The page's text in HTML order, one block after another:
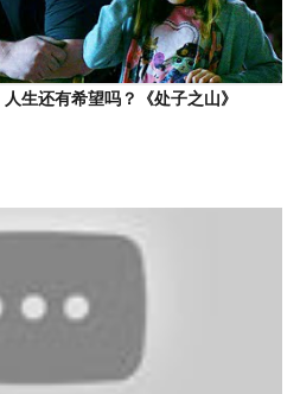
生还有希望吗？《处子之山》